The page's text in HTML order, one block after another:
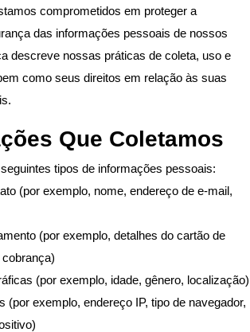
comprometidos em proteger a
das informações pessoais de nossos
descreve nossas práticas de coleta, uso e
como seus direitos em relação às suas
Que Coletamos
tipos de informações pessoais:
(por exemplo, nome, endereço de e-mail,
(por exemplo, detalhes do cartão de
(por exemplo, idade, gênero, localização)
(por exemplo, endereço IP, tipo de navegador,